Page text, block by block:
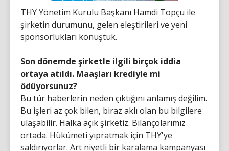
THY Yönetim Kurulu Başkanı Hamdi Topçu ile
şirketin durumunu, gelen eleştirileri ve yeni
sponsorlukları konuştuk.
Son dönemde şirketle ilgili birçok iddia
ortaya atıldı. Maaşları krediyle mi
ödüyorsunuz?
Bu tür haberlerin neden çıktığını anlamış değilim.
Bu işleri az çok bilen, biraz aklı olan bu bilgilere
ulaşabilir. Halka açık şirketiz. Bilançolarımız
ortada. Hükümeti yıpratmak için THY'ye
saldırıyorlar. Art niyetli bir karalama kampanyası